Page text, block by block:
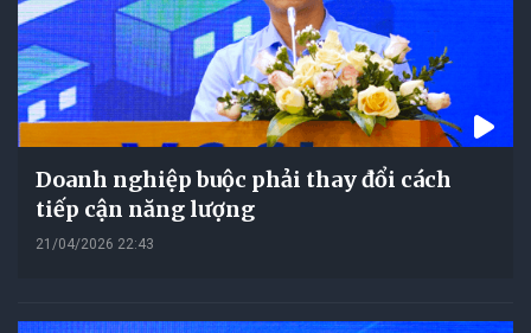
Doanh nghiệp buộc phải thay đổi cách
tiếp cận năng lượng
21/04/2026 22:43